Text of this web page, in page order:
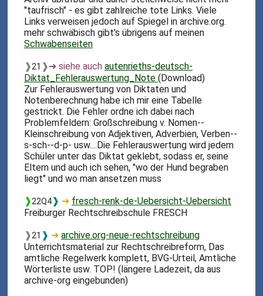
"taufrisch" - es gibt zahlreiche tote Links. Viele
Links verweisen jedoch auf Spiegel in archive.org.
mehr schwäbisch gibt's übrigens auf meinen
Schwabenseiten
❱21 ❱➜ siehe auchautenrieths-deutsch-
Diktat_Fehlerauswertung_Note(Download)
Zur Fehlerauswertung von Diktaten und
Notenberechnung habe ich mir eine Tabelle
gestrickt. Die Fehler ordne ich dabei nach
Problemfeldern: Großschreibung v. Nomen--
Kleinschreibung von Adjektiven, Adverbien, Verben--
s-sch--d-p- usw....Die Fehlerauswertung wird jedem
Schüler unter das Diktat geklebt, sodass er, seine
Eltern und auch ich sehen, "wo der Hund begraben
liegt" und wo man ansetzen muss
❱22Q4❱ ➜ fresch-renk-de-Uebersicht-Uebersicht
Freiburger Rechtschreibschule FRESCH
❱21 ❱ ➜archive.org-neue-rechtschreibung
Unterrichtsmaterial zur Rechtschreibreform, Das
amtliche Regelwerk komplett, BVG-Urteil, Amtliche
Wörterliste usw. TOP! (längere Ladezeit, da aus
archive-org eingebunden)